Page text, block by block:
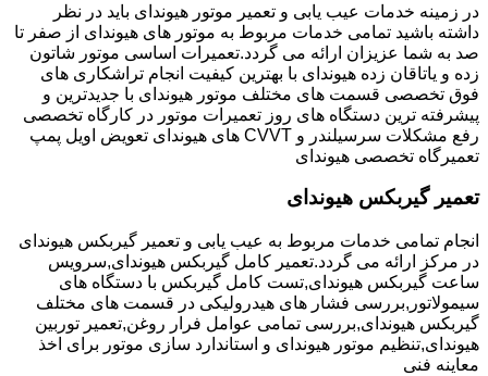
در زمینه خدمات عیب یابی و تعمیر موتور هیوندای باید در نظر
داشته باشید تمامی خدمات مربوط به موتور های هیوندای از صفر تا
صد به شما عزیزان ارائه می گردد.تعمیرات اساسی موتور شاتون
زده و یاتاقان زده هیوندای با بهترین کیفیت انجام تراشکاری های
فوق تخصصی قسمت های مختلف موتور هیوندای با جدیدترین و
پیشرفته ترین دستگاه های روز تعمیرات موتور در کارگاه تخصصی
رفع مشکلات سرسیلندر و CVVT های هیوندای تعویض اویل پمپ
تعمیرگاه تخصصی هیوندای
تعمیر گیربکس هیوندای
انجام تمامی خدمات مربوط به عیب یابی و تعمیر گیربکس هیوندای
در مرکز ارائه می گردد.تعمیر کامل گیربکس هیوندای,سرویس
ساعت گیربکس هیوندای,تست کامل گیربکس با دستگاه های
سیمولاتور,بررسی فشار های هیدرولیکی در قسمت های مختلف
گیربکس هیوندای,بررسی تمامی عوامل فرار روغن,تعمیر توربین
هیوندای,تنظیم موتور هیوندای و استاندارد سازی موتور برای اخذ
معاینه فنی